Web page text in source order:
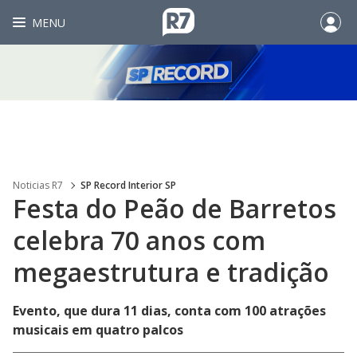
MENU
Noticias R7 SP Record Interior SP
Festa do Peão de Barretos
celebra 70 anos com
megaestrutura e tradição
Evento, que dura 11 dias, conta com 100 atrações
musicais em quatro palcos